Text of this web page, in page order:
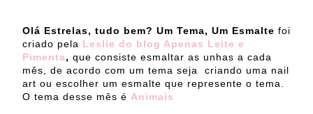
Olá Estrelas, tudo bem? Um Tema, Um Esmalte foi
criado pela Leslie do blog Apenas Leite e
Pimenta, que consiste esmaltar as unhas a cada
mês, de acordo com um tema seja criando uma nail
art ou escolher um esmalte que represente o tema.
O tema desse mês é Animais